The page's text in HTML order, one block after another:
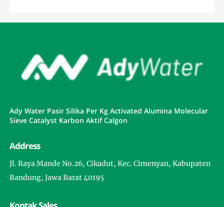
Ady Water Pasir Silika Per Kg Activated Alumina Molecular
Sieve Catalyst Karbon Aktif Calgon
Address
Jl. Raya Mande No.26, Cikadut, Kec. Cimenyan, Kabupaten
Bandung, Jawa Barat 40195